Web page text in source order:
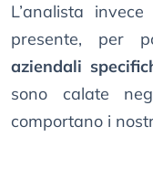
L’analista
presente, per
aziendali
sono calate
comportano i